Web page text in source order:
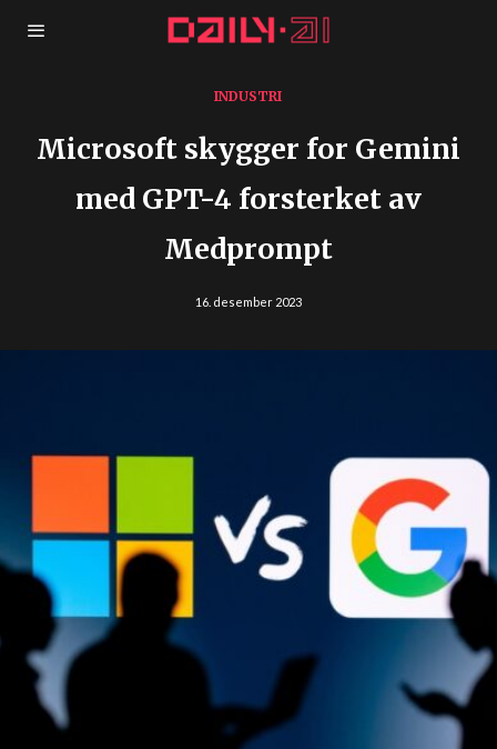
INDUSTRI
Microsoft skygger for Gemini
med GPT-4 forsterket av
Medprompt
16. desember 2023